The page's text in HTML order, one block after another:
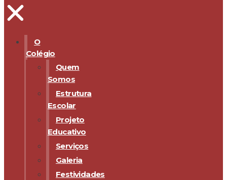
O
Colégio
Quem
Somos
Estrutura
Escolar
Projeto
Educativo
Serviços
Galeria
Festividades